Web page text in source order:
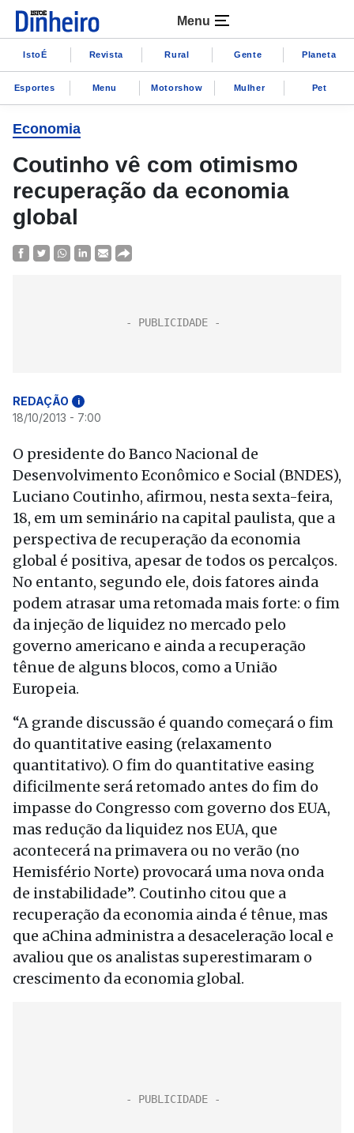
Menu
IstoÉ Revista Rural Gente Planeta
Esportes Menu Motorshow Mulher Pet
Economia
Coutinho vê com otimismo
recuperação da economia
global
REDAÇÃO i
18/10/2013 - 7:00
O presidente do Banco Nacional de
Desenvolvimento Econômico e Social (BNDES),
Luciano Coutinho, afirmou, nesta sexta-feira,
18, em um seminário na capital paulista, que a
perspectiva de recuperação da economia
global é positiva, apesar de todos os percalços.
No entanto, segundo ele, dois fatores ainda
podem atrasar uma retomada mais forte: o fim
da injeção de liquidez no mercado pelo
governo americano e ainda a recuperação
tênue de alguns blocos, como a União
Europeia.
“A grande discussão é quando começará o fim
do quantitative easing (relaxamento
quantitativo). O fim do quantitative easing
dificilmente será retomado antes do fim do
impasse do Congresso com governo dos EUA,
mas redução da liquidez nos EUA, que
acontecerá na primavera ou no verão (no
Hemisfério Norte) provocará uma nova onda
de instabilidade”. Coutinho citou que a
recuperação da economia ainda é tênue, mas
que aChina administra a desaceleração local e
avaliou que os analistas superestimaram o
crescimento da economia global.